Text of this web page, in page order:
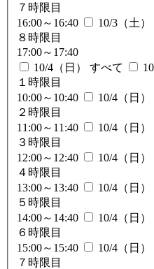
７時限目
16:00～16:40
10/3（土）
８時限目
17:00～17:40
10/4（日） すべて
１時限目
10:00～10:40
10/4（日）
２時限目
11:00～11:40
10/4（日）
３時限目
12:00～12:40
10/4（日）
４時限目
13:00～13:40
10/4（日）
５時限目
14:00～14:40
10/4（日）
６時限目
15:00～15:40
10/4（日）
７時限目